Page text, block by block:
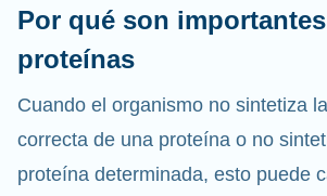
Por qué son
proteínas
Cuando el organismo no sintetiza
correcta de una proteína o no
proteína determinada, esto puede